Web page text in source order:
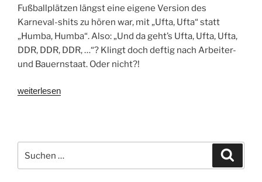
Fußballplätzen längst eine eigene Version des
Karneval-shits zu hören war, mit „Ufta, Ufta“ statt
„Humba, Humba“. Also: „Und da geht’s Ufta, Ufta, Ufta,
DDR, DDR, DDR, …“? Klingt doch deftig nach Arbeiter-
und Bauernstaat. Oder nicht?!
„Neschle-
weiterlesen
nach: